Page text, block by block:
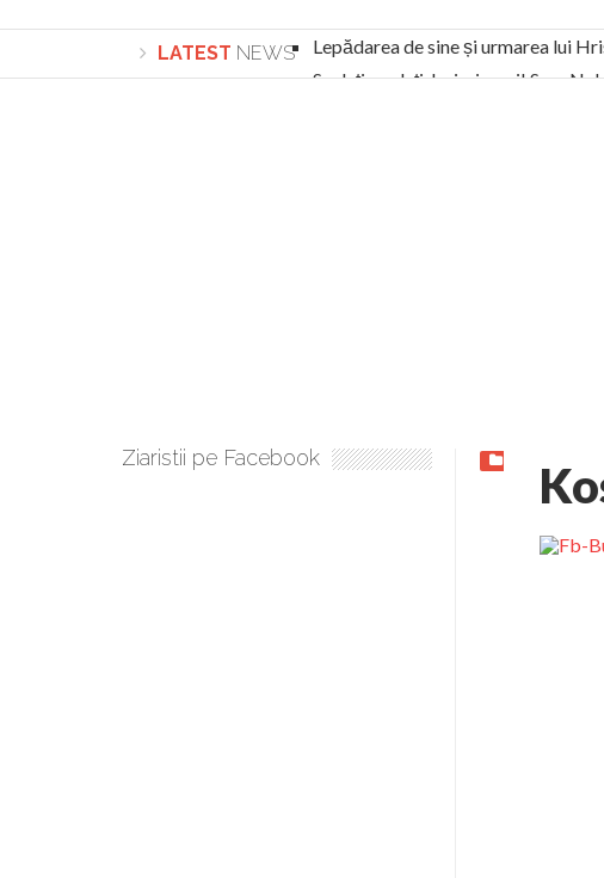
LATEST NEWS
Lepădarea de sine și urmarea lui
Sculați, sculați, boieri mari! Sara
Ziaristii pe Facebook